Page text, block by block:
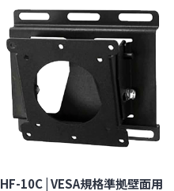
HF-10C | VESA規格準拠壁面用